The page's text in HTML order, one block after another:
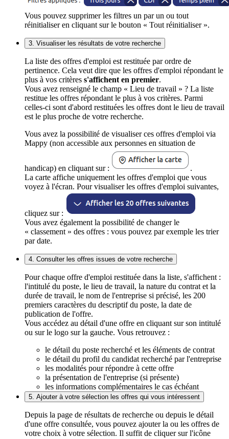
Vous pouvez supprimer les filtres un par un ou tout
réinitialiser en cliquant sur le bouton « Tout réinitialiser ».
3. Visualiser les résultats de votre recherche
La liste des offres d'emploi est restituée par ordre de
pertinence. Cela veut dire que les offres d'emploi répondant le
plus à vos critères s'affichent en premier.
Vous avez renseigné le champ « Lieu de travail » ? La liste
restitue les offres répondant le plus à vos critères. Parmi
celles-ci sont d'abord restituées les offres dont le lieu de travail
est le plus proche de votre recherche.
Vous avez la possibilité de visualiser ces offres d'emploi via
Mappy (non accessible aux personnes en situation de
handicap) en cliquant sur :
.
La carte affiche uniquement les offres d'emploi que vous
voyez à l'écran. Pour visualiser les offres d'emploi suivantes,
cliquez sur :
Vous avez également la possibilité de changer le
« classement » des offres : vous pouvez par exemple les trier
par date.
4. Consulter les offres issues de votre recherche
Pour chaque offre d'emploi restituée dans la liste, s'affichent :
l'intitulé du poste, le lieu de travail, la nature du contrat et la
durée de travail, le nom de l'entreprise si précisé, les 200
premiers caractères du descriptif du poste, la date de
publication de l'offre.
Vous accédez au détail d'une offre en cliquant sur son intitulé
ou sur le logo sur la gauche. Vous retrouvez :
le détail du poste recherché et les éléments de contrat
le détail du profil du candidat recherché par l'entreprise
les modalités pour répondre à cette offre
la présentation de l'entreprise (si présente)
les informations complémentaires le cas échéant
5. Ajouter à votre sélection les offres qui vous intéressent
Depuis la page de résultats de recherche ou depuis le détail
d'une offre consultée, vous pouvez ajouter la ou les offres de
votre choix à votre sélection. Il suffit de cliquer sur l'icône